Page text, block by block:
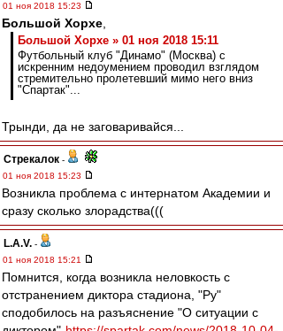
01 ноя 2018 15:23
Большой Хорхе
Большой Хорхе » 01 ноя 2018 15:11
Футбольный клуб "Динамо" (Москва) с
искренним недоумением проводил взглядом
стремительно пролетевший мимо него вниз
"Спартак"...
Трынди, да не заговаривайся...
Стрекалок -
01 ноя 2018 15:23
Возникла проблема с интернатом Академии и
сразу сколько злорадства(((
L.А.V. -
01 ноя 2018 15:21
Помнится, когда возникла неловкость с
отстранением диктора стадиона, "Ру"
сподобилось на разъяснение "О ситуации с